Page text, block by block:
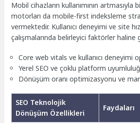
Mobil cihazların kullanımının artmasıyla
motorları da mobile-first indeksleme
vermektedir. Kullanıcı deneyimi ve site
çalışmalarında belirleyici faktörler haline
Core web vitals ve kullanıcı deneyimi
Yerel SEO ve çoklu platform
Dönüşüm oranı optimizasyonu ve
SEO Teknolojik
Dönüşüm Özellikleri
Faydaları